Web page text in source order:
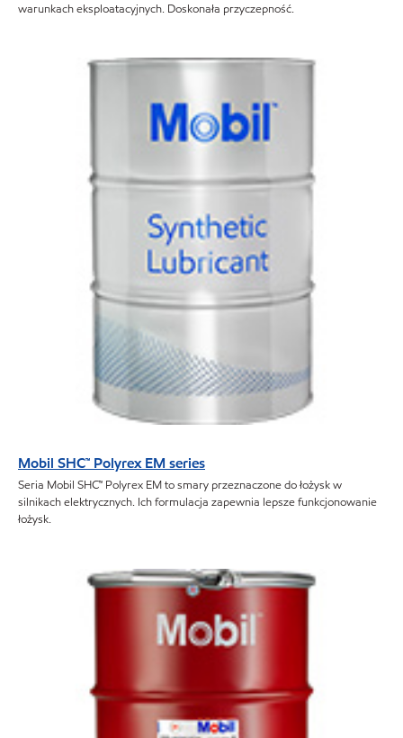
warunkach eksploatacyjnych. Doskonała przyczepność.
Mobil SHC™ Polyrex EM series
Seria Mobil SHC™ Polyrex EM to smary przeznaczone do łożysk w
silnikach elektrycznych. Ich formulacja zapewnia lepsze funkcjonowanie
łożysk.